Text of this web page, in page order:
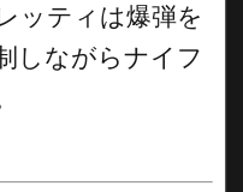
ッティは爆弾を
しながらナイフ